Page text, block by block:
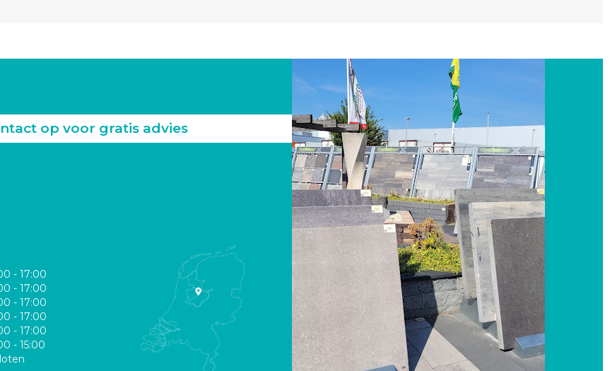
op voor gratis advies
- 17:00
- 17:00
- 17:00
- 17:00
- 17:00
- 15:00